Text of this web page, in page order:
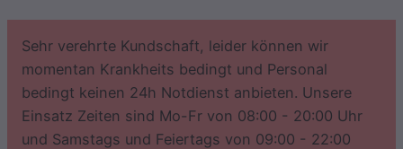
Sehr verehrte Kundschaft, leider können wir
momentan Krankheits bedingt und Personal
bedingt keinen 24h Notdienst anbieten. Unsere
Einsatz Zeiten sind Mo-Fr von 08:00 - 20:00 Uhr
und Samstags und Feiertags von 09:00 - 22:00